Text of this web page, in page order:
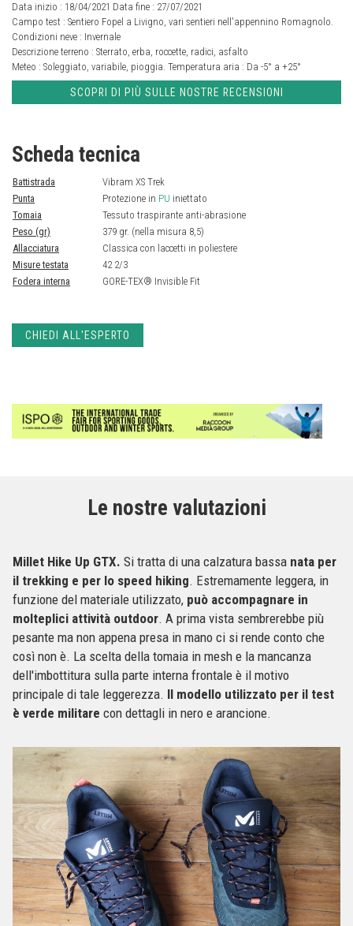
Data inizio : 18/04/2021 Data fine : 27/07/2021
Campo test : Sentiero Fopel a Livigno, vari sentieri nell'appennino Romagnolo.
Condizioni neve : Invernale
Descrizione terreno : Sterrato, erba, roccette, radici, asfalto
Meteo : Soleggiato, variabile, pioggia. Temperatura aria : Da -5° a +25°
SCOPRI DI PIÙ SULLE NOSTRE RECENSIONI
Scheda tecnica
Battistrada
Vibram XS Trek
Punta
Protezione in PU iniettato
Tomaia
Tessuto traspirante anti-abrasione
Peso (gr)
379 gr. (nella misura 8,5)
Allacciatura
Classica con laccetti in poliestere
Misure testata
42 2/3
Fodera interna
GORE-TEX® Invisible Fit
CHIEDI ALL'ESPERTO
Le nostre valutazioni
Millet Hike Up GTX. Si tratta di una calzatura bassa nata per
il trekking e per lo speed hiking. Estremamente leggera, in
funzione del materiale utilizzato, può accompagnare in
molteplici attività outdoor. A prima vista sembrerebbe più
pesante ma non appena presa in mano ci si rende conto che
così non è. La scelta della tomaia in mesh e la mancanza
dell'imbottitura sulla parte interna frontale è il motivo
principale di tale leggerezza. Il modello utilizzato per il test
è verde militare con dettagli in nero e arancione.